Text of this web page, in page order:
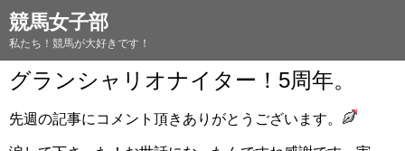
競馬女子部
私たち！競馬が大好きです！
グランシャリオナイター！5周年。
先週の記事にコメント頂きありがとうございます。